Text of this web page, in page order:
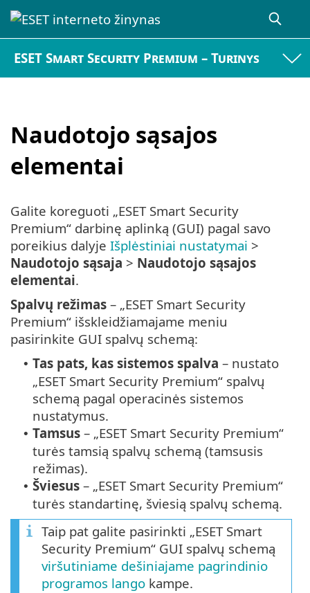
ESET Smart Security Premium – Turinys
Naudotojo sąsajos
elementai
Galite koreguoti „ESET Smart Security
Premium“ darbinę aplinką (GUI) pagal savo
poreikius dalyje Išplėstiniai nustatymai >
Naudotojo sąsaja > Naudotojo sąsajos
elementai.
Spalvų režimas – „ESET Smart Security
Premium“ išskleidžiamajame meniu
pasirinkite GUI spalvų schemą:
• Tas pats, kas sistemos spalva – nustato
„ESET Smart Security Premium“ spalvų
schemą pagal operacinės sistemos
nustatymus.
• Tamsus – „ESET Smart Security Premium“
turės tamsią spalvų schemą (tamsusis
režimas).
• Šviesus – „ESET Smart Security Premium“
turės standartinę, šviesią spalvų schemą.
Taip pat galite pasirinkti „ESET Smart
Security Premium“ GUI spalvų schemą
viršutiniame dešiniajame pagrindinio
programos lango kampe.